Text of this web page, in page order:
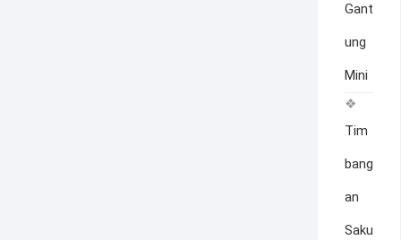
Gant
ung
Mini
Tim
bang
an
Saku